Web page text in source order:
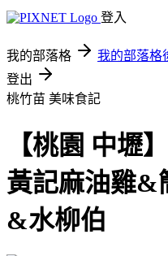
登入
我的部落格 我的部落格
登出
桃竹苗 美味食記
【桃園 中壢
黃記麻油雞&
&水柳伯